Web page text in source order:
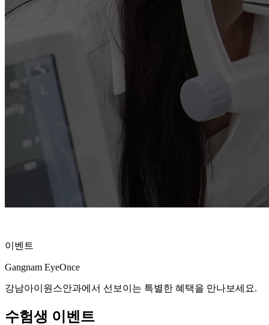
이벤트
Gangnam EyeOnce
강남아이원스안과에서 선보이는 특별한 혜택을 만나보세요.
수험생 이벤트